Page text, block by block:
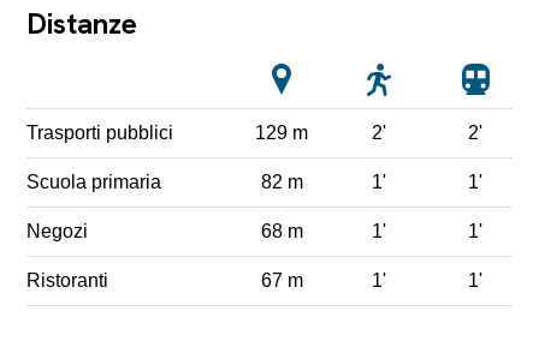
Distanze
Trasporti pubblici 129 m 2' 2'
Scuola primaria 82 m 1' 1'
Negozi 68 m 1' 1'
Ristoranti 67 m 1' 1'